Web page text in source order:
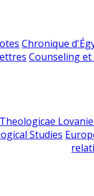
Chronique
Counseling
Studies